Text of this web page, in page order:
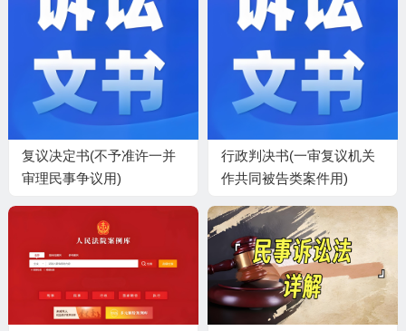
复议决定书(不予准许一并
审理民事争议用)
行政判决书(一审复议机关
作共同被告类案件用)